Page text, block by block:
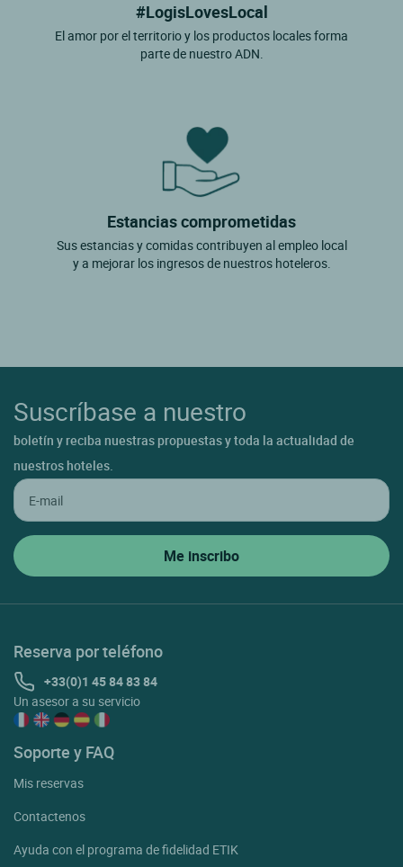
#LogisLovesLocal
El amor por el territorio y los productos locales forma
parte de nuestro ADN.
Estancias comprometidas
Sus estancias y comidas contribuyen al empleo local
y a mejorar los ingresos de nuestros hoteleros.
Suscríbase a nuestro
boletín y reciba nuestras propuestas y toda la actualidad de
nuestros hoteles.
Reserva por teléfono
+33(0)1 45 84 83 84
Un asesor a su servicio
Soporte y FAQ
Mis reservas
Contactenos
Ayuda con el programa de fidelidad ETIK